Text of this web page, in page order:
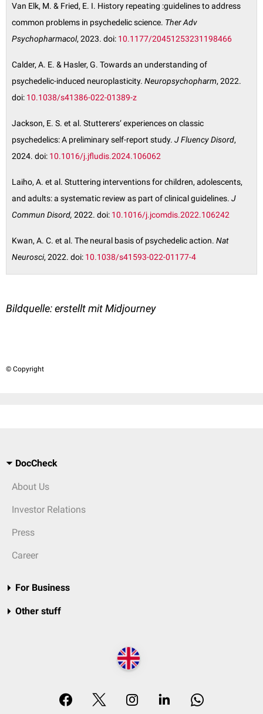
Van Elk, M. & Fried, E. I. History repeating :guidelines to address
common problems in psychedelic science. Ther Adv
Psychopharmacol, 2023. doi: 10.1177/20451253231198466
Calder, A. E. & Hasler, G. Towards an understanding of
psychedelic-induced neuroplasticity. Neuropsychopharm, 2022.
doi: 10.1038/s41386-022-01389-z
Jackson, E. S. et al. Stutterers‘ experiences on classic
psychedelics: A preliminary self-report study. J Fluency Disord,
2024. doi: 10.1016/j.jfludis.2024.106062
Laiho, A. et al. Stuttering interventions for children, adolescents,
and adults: a systematic review as part of clinical guidelines. J
Commun Disord, 2022. doi: 10.1016/j.jcomdis.2022.106242
Kwan, A. C. et al. The neural basis of psychedelic action. Nat
Neurosci, 2022. doi: 10.1038/s41593-022-01177-4
Bildquelle: erstellt mit Midjourney
© Copyright
DocCheck
About Us
Investor Relations
Press
Career
For Business
Other stuff